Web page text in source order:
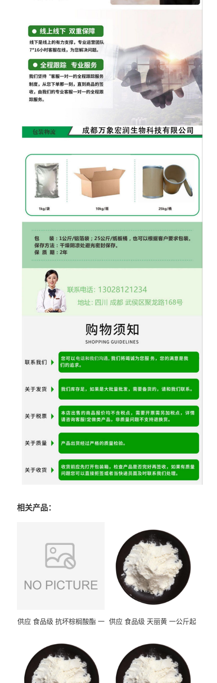
相关产品：
供应 食品级 抗坏棕榈酸酯 一
供应 食品级 天丽黄 一公斤起